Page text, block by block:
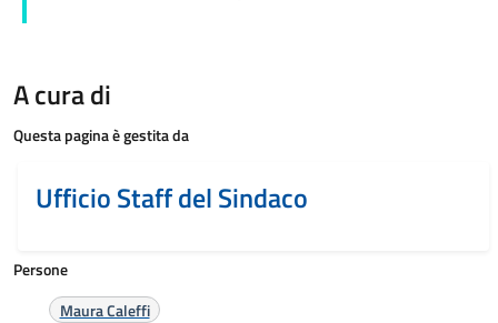
A cura di
Questa pagina è gestita da
Ufficio Staff del Sindaco
Persone
Maura Caleffi